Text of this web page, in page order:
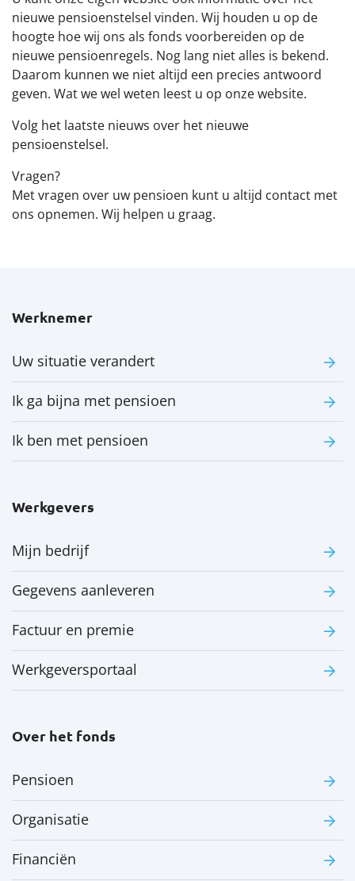
nieuwe pensioenstelsel vinden. Wij houden u op de
hoogte hoe wij ons als fonds voorbereiden op de
nieuwe pensioenregels. Nog lang niet alles is bekend.
Daarom kunnen we niet altijd een precies antwoord
geven. Wat we wel weten leest u op onze website.
Volg het laatste nieuws over het nieuwe
pensioenstelsel.
Vragen?
Met vragen over uw pensioen kunt u altijd contact met
ons opnemen. Wij helpen u graag.
Werknemer
Uw situatie verandert
Ik ga bijna met pensioen
Ik ben met pensioen
Werkgevers
Mijn bedrijf
Gegevens aanleveren
Factuur en premie
Werkgeversportaal
Over het fonds
Pensioen
Organisatie
Financiën